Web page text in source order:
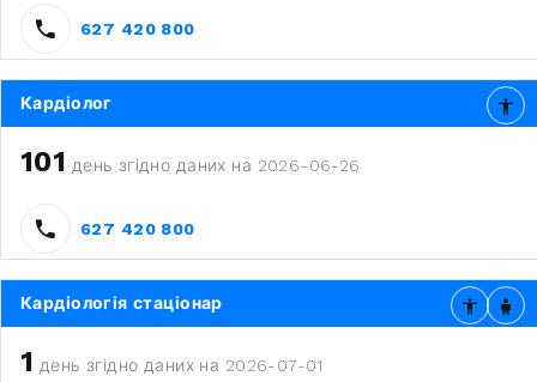
627 420 800
Кардіолог
101 день згідно даних на 2026-06-26
627 420 800
Кардіологія стаціонар
1 день згідно даних на 2026-07-01